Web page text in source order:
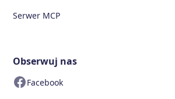
Serwer MCP
Obserwuj nas
Facebook